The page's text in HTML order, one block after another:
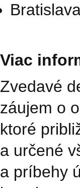
Viac
Zvedavé
záujem o
ktoré
a určené
a príbehy